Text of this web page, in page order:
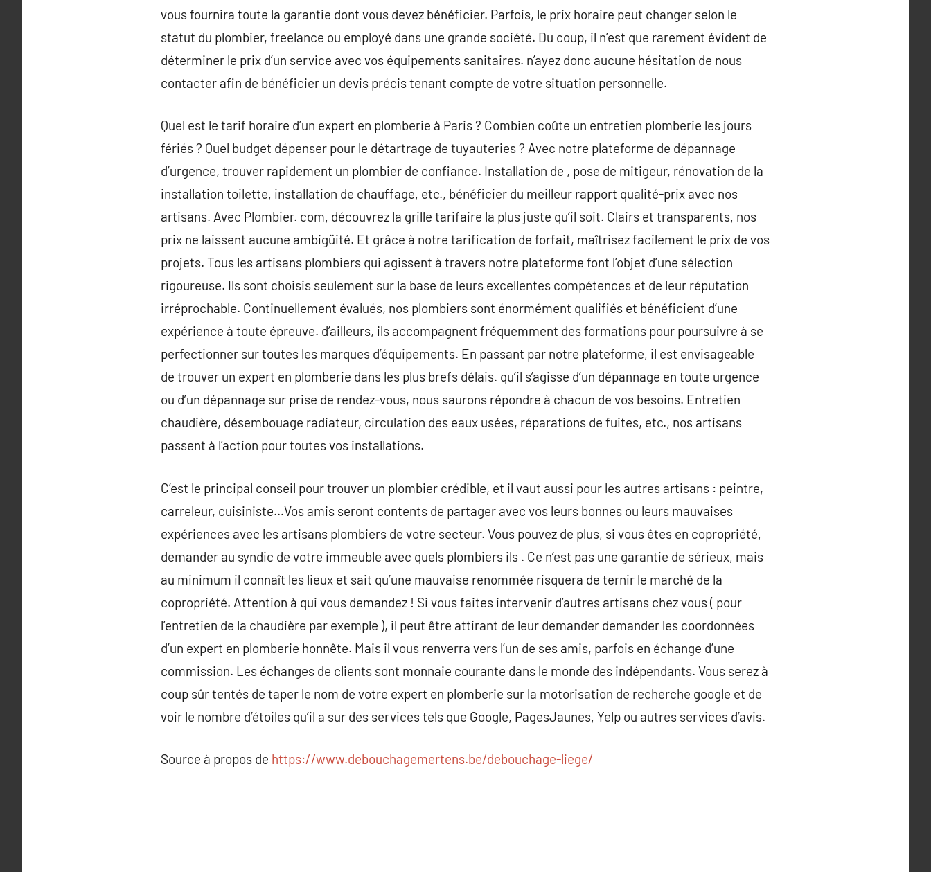
vous fournira toute la garantie dont vous devez bénéficier. Parfois, le prix horaire peut changer selon le
statut du plombier, freelance ou employé dans une grande société. Du coup, il n’est que rarement évident de
déterminer le prix d’un service avec vos équipements sanitaires. n’ayez donc aucune hésitation de nous
contacter afin de bénéficier un devis précis tenant compte de votre situation personnelle.
Quel est le tarif horaire d’un expert en plomberie à Paris ? Combien coûte un entretien plomberie les jours
fériés ? Quel budget dépenser pour le détartrage de tuyauteries ? Avec notre plateforme de dépannage
d’urgence, trouver rapidement un plombier de confiance. Installation de , pose de mitigeur, rénovation de la
installation toilette, installation de chauffage, etc., bénéficier du meilleur rapport qualité-prix avec nos
artisans. Avec Plombier. com, découvrez la grille tarifaire la plus juste qu’il soit. Clairs et transparents, nos
prix ne laissent aucune ambigüité. Et grâce à notre tarification de forfait, maîtrisez facilement le prix de vos
projets. Tous les artisans plombiers qui agissent à travers notre plateforme font l’objet d’une sélection
rigoureuse. Ils sont choisis seulement sur la base de leurs excellentes compétences et de leur réputation
irréprochable. Continuellement évalués, nos plombiers sont énormément qualifiés et bénéficient d’une
expérience à toute épreuve. d’ailleurs, ils accompagnent fréquemment des formations pour poursuivre à se
perfectionner sur toutes les marques d’équipements. En passant par notre plateforme, il est envisageable
de trouver un expert en plomberie dans les plus brefs délais. qu’il s’agisse d’un dépannage en toute urgence
ou d’un dépannage sur prise de rendez-vous, nous saurons répondre à chacun de vos besoins. Entretien
chaudière, désembouage radiateur, circulation des eaux usées, réparations de fuites, etc., nos artisans
passent à l’action pour toutes vos installations.
C’est le principal conseil pour trouver un plombier crédible, et il vaut aussi pour les autres artisans : peintre,
carreleur, cuisiniste…Vos amis seront contents de partager avec vos leurs bonnes ou leurs mauvaises
expériences avec les artisans plombiers de votre secteur. Vous pouvez de plus, si vous êtes en copropriété,
demander au syndic de votre immeuble avec quels plombiers ils . Ce n’est pas une garantie de sérieux, mais
au minimum il connaît les lieux et sait qu’une mauvaise renommée risquera de ternir le marché de la
copropriété. Attention à qui vous demandez ! Si vous faites intervenir d’autres artisans chez vous ( pour
l’entretien de la chaudière par exemple ), il peut être attirant de leur demander demander les coordonnées
d’un expert en plomberie honnête. Mais il vous renverra vers l’un de ses amis, parfois en échange d’une
commission. Les échanges de clients sont monnaie courante dans le monde des indépendants. Vous serez à
coup sûr tentés de taper le nom de votre expert en plomberie sur la motorisation de recherche google et de
voir le nombre d’étoiles qu’il a sur des services tels que Google, PagesJaunes, Yelp ou autres services d’avis.
Source à propos de https://www.debouchagemertens.be/debouchage-liege/